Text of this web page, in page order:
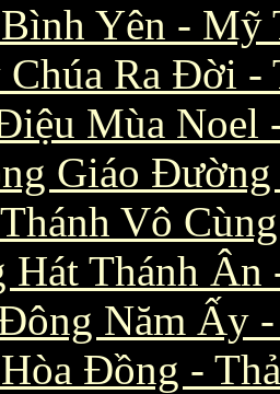
Yên - Mỹ
Chúa Ra Đời -
Mùa Noel
Giáo
Vô
Hát Thánh
Năm Ấy
Đồng -